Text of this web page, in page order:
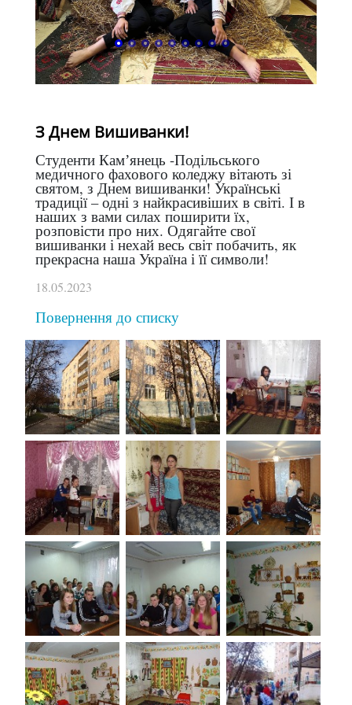
З Днем Вишиванки!
Студенти Камʼянець -Подільського
медичного фахового коледжу вітають зі
святом, з Днем вишиванки! Українські
традиції – одні з найкрасивіших в світі. І в
наших з вами силах поширити їх,
розповісти про них. Одягайте свої
вишиванки і нехай весь світ побачить, як
прекрасна наша Україна і її символи!
18.05.2023
Повернення до списку